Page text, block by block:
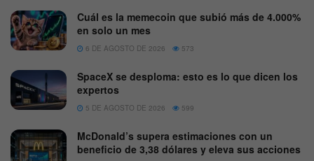
Cuál es la memecoin que subió más de 4.000%
en solo un mes
6 DE AGOSTO DE 2026 573
SpaceX se desploma: esto es lo que dicen los
expertos
5 DE AGOSTO DE 2026 599
McDonald’s supera estimaciones con un
beneficio de 3,38 dólares y eleva sus acciones